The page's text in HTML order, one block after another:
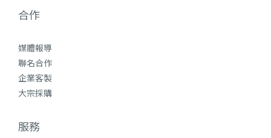
合作
媒體報導
聯名合作
企業客製
大宗採購
服務